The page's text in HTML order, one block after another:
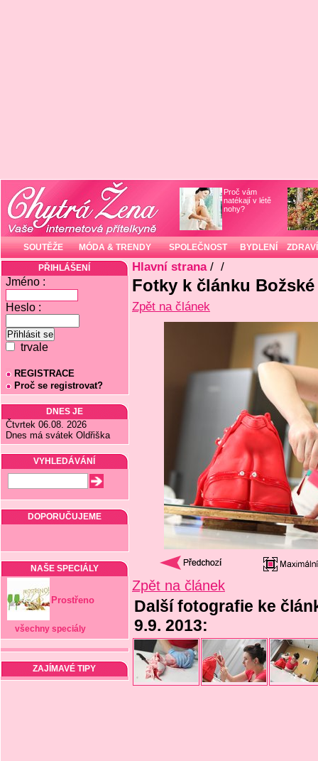
Proč vám
natékají v létě
nohy?
SOUTĚŽE MÓDA & TRENDY SPOLEČNOST BYDLENÍ ZDRAVÍ
PŘIHLÁŠENÍ
Jméno :
Heslo :
trvale
REGISTRACE
Proč se registrovat?
DNES JE
Čtvrtek 06.08. 2026
Dnes má svátek Oldřiška
VYHLEDÁVÁNÍ
DOPORUČUJEME
NAŠE SPECIÁLY
Prostřeno
všechny speciály
ZAJÍMAVÉ TIPY
Hlavní strana/ /
Fotky k článku
Zpět na článek
Zpět na článek
Další fotografie ke
9.9. 2013: